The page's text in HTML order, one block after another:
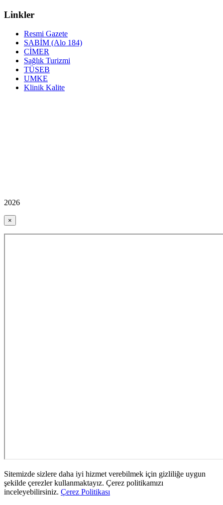
Linkler
Resmi Gazete
SABİM (Alo 184)
CİMER
Sağlık Turizmi
TÜSEB
UMKE
Klinik Kalite
2026
×
Sitemizde sizlere daha iyi hizmet verebilmek için gizliliğe uygun
şekilde çerezler kullanmaktayız. Çerez politikamızı
inceleyebilirsiniz. Çerez Politikası